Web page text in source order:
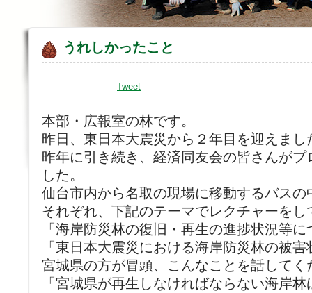
うれしかったこと
Tweet
本部・広報室の林です。
昨日、東日本大震災から２年目を迎えまし
昨年に引き続き、経済同友会の皆さんが
した。
仙台市内から名取の現場に移動するバス
それぞれ、下記のテーマでレクチャーを
「海岸防災林の復旧・再生の進捗状況等に
「東日本大震災における海岸防災林の被
宮城県の方が冒頭、こんなことを話してく
「宮城県が再生しなければならない海岸